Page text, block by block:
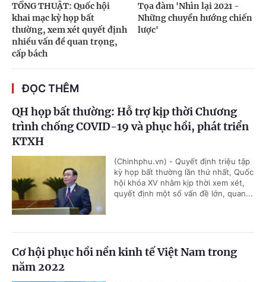
TỔNG THUẬT: Quốc hội
khai mạc kỳ họp bất
thường, xem xét quyết định
nhiều vấn đề quan trọng,
cấp bách
Tọa đàm 'Nhìn lại 2021 -
Những chuyển hướng chiến
lược'
ĐỌC THÊM
QH họp bất thường: Hỗ trợ kịp thời Chương
trình chống COVID-19 và phục hồi, phát triển
KTXH
(Chinhphu.vn) - Quyết định triệu tập
kỳ họp bất thường lần thứ nhất, Quốc
hội khóa XV nhằm kịp thời xem xét,
quyết định một số vấn đề lớn, quan...
Cơ hội phục hồi nền kinh tế Việt Nam trong
năm 2022